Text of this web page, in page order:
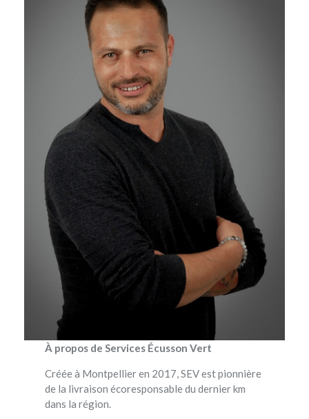
À propos de Services Écusson Vert
Créée à Montpellier en 2017, SEV est pionnière
de la livraison écoresponsable du dernier km
dans la région.